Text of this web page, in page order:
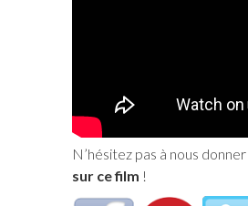
N’hésitez pas à nous donner
sur ce film !